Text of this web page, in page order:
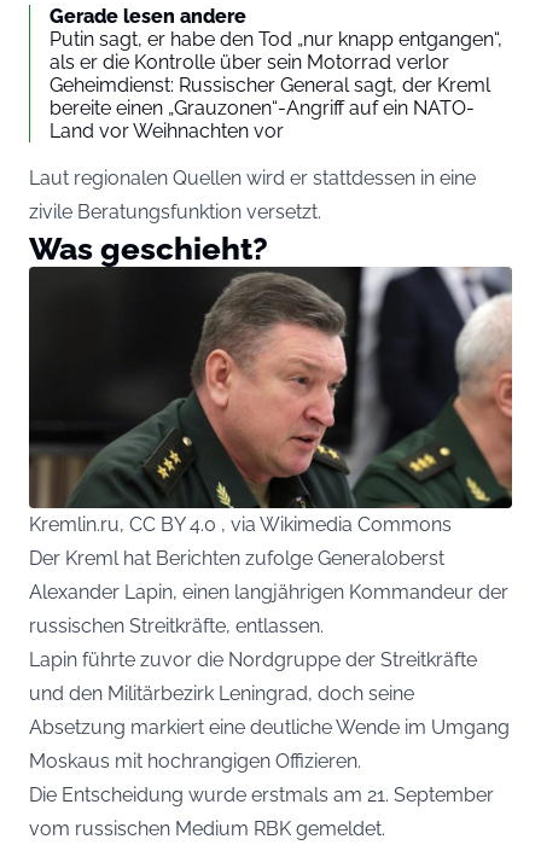
Gerade lesen andere
Putin sagt, er habe den Tod „nur knapp entgangen“,
als er die Kontrolle über sein Motorrad verlor
Geheimdienst: Russischer General sagt, der Kreml
bereite einen „Grauzonen“-Angriff auf ein NATO-
Land vor Weihnachten vor
Laut regionalen Quellen wird er stattdessen in eine
zivile Beratungsfunktion versetzt.
Was geschieht?
Kremlin.ru, CC BY 4.0 , via Wikimedia Commons
Der Kreml hat Berichten zufolge Generaloberst
Alexander Lapin, einen langjährigen Kommandeur der
russischen Streitkräfte, entlassen.
Lapin führte zuvor die Nordgruppe der Streitkräfte
und den Militärbezirk Leningrad, doch seine
Absetzung markiert eine deutliche Wende im Umgang
Moskaus mit hochrangigen Offizieren.
Die Entscheidung wurde erstmals am 21. September
vom russischen Medium RBK gemeldet.